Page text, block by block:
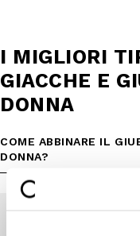
I MIGLIORI
GIACCHE E
DONNA
COME ABBINARE IL
DONNA?